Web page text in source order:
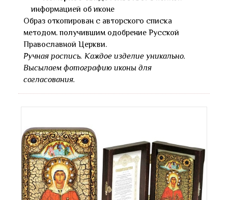
информацией об иконе
Образ откопирован с авторского списка
методом. получившим одобрение Русской
Православной Церкви.
Ручная роспись. Каждое изделие уникально.
Высылаем фотографию иконы для
согласования.